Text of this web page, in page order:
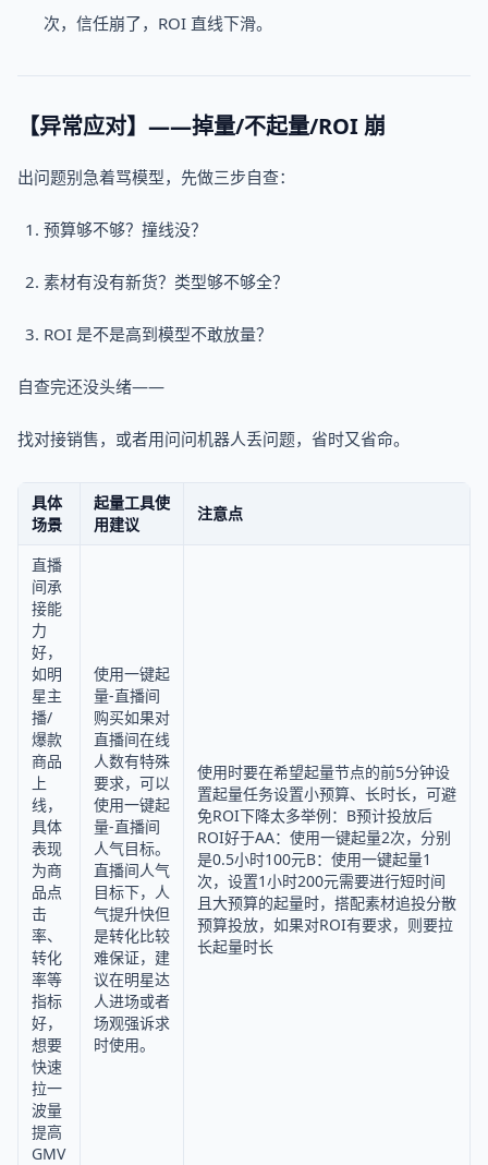
次，信任崩了，ROI 直线下滑。
【异常应对】——掉量/不起量/ROI 崩
出问题别急着骂模型，先做三步自查：
预算够不够？撞线没？
素材有没有新货？类型够不够全？
ROI 是不是高到模型不敢放量？
自查完还没头绪——
找对接销售，或者用问问机器人丢问题，省时又省命。
具体
场景
起量工具使
用建议
注意点
直播
间承
接能
力
好，
如明
星主
播/
爆款
商品
上
线，
具体
表现
为商
品点
击
率、
转化
率等
指标
好，
想要
快速
拉一
波量
提高
GMV
使用一键起
量-直播间
购买如果对
直播间在线
人数有特殊
要求，可以
使用一键起
量-直播间
人气目标。
直播间人气
目标下，人
气提升快但
是转化比较
难保证，建
议在明星达
人进场或者
场观强诉求
时使用。
使用时要在希望起量节点的前5分钟设
置起量任务设置小预算、长时长，可避
免ROI下降太多举例：B预计投放后
ROI好于AA：使用一键起量2次，分别
是0.5小时100元B：使用一键起量1
次，设置1小时200元需要进行短时间
且大预算的起量时，搭配素材追投分散
预算投放，如果对ROI有要求，则要拉
长起量时长